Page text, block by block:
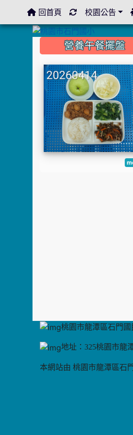
::: 營養午餐擺盤
桃園市龍潭區石門國
地址：325桃園市龍
本網站由 桃園市龍潭區石
::: 回首頁 校園公告